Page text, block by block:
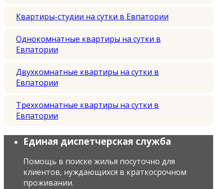
Квартиры-студии на сутки в Евпатории
Однокомнатные квартиры на сутки в
Евпатории
Двухкомнатные квартиры на сутки в
Евпатории
Трехкомнатные квартиры на сутки в
Евпатории
Единая диспетчерская служба
Помощь в поиске жилья посуточно для
клиентов, нуждающихся в краткосрочном
проживании.